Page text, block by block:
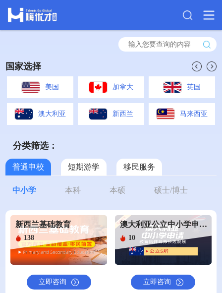
国家选择
美国 加拿大 英国
澳大利亚 新西兰 马来西亚
分类筛选：
普通申校 短期游学 移民服务
中小学 本科 本硕 硕士/博士
新西兰基础教育
138
立即咨询
澳大利亚公立中小学申请(仅申请)
10
立即咨询